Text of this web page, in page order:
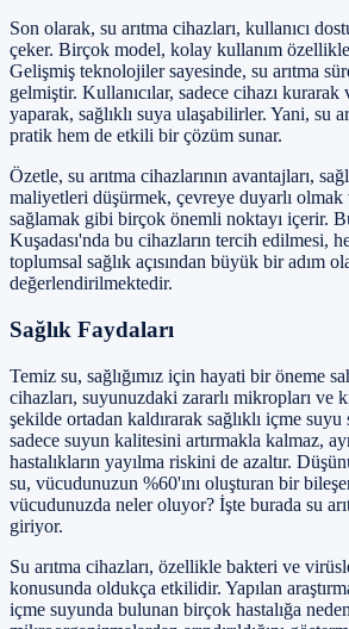
Son olarak, su arıtma cihazları, kullanıcı
çeker. Birçok model, kolay kullanım
Gelişmiş teknolojiler sayesinde, su arıtma
gelmiştir. Kullanıcılar, sadece cihazı kurarak
yaparak, sağlıklı suya ulaşabilirler. Yani, su
pratik hem de etkili bir çözüm sunar.
Özetle, su arıtma cihazlarının avantajları,
maliyetleri düşürmek, çevreye duyarlı olmak
sağlamak gibi birçok önemli noktayı içerir.
Kuşadası'nda bu cihazların tercih edilmesi,
toplumsal sağlık açısından büyük bir adım
değerlendirilmektedir.
Sağlık Faydaları
Temiz su, sağlığımız için hayati bir öneme
cihazları, suyunuzdaki zararlı mikropları ve
şekilde ortadan kaldırarak sağlıklı içme
sadece suyun kalitesini artırmakla kalmaz,
hastalıkların yayılma riskini de azaltır.
su, vücudunuzun %60'ını oluşturan bir
vücudunuzda neler oluyor? İşte burada su
giriyor.
Su arıtma cihazları, özellikle bakteri ve
konusunda oldukça etkilidir. Yapılan
içme suyunda bulunan birçok hastalığa